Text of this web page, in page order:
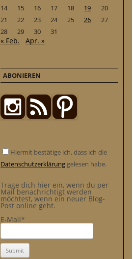
14
15 16 17 18 19
20
21
22 23 24 25 26
27
28
29 30 31
« Feb. Apr. »
ABONIEREN
Hiermit bestätige ich, dass ich die
Datenschutzerklärung gelesen habe.
Trage dich hier ein, wenn du per
Mail benachrichtigt werden
möchtest, wenn ein neuer Blog-
Post online geht.
E-Mail*